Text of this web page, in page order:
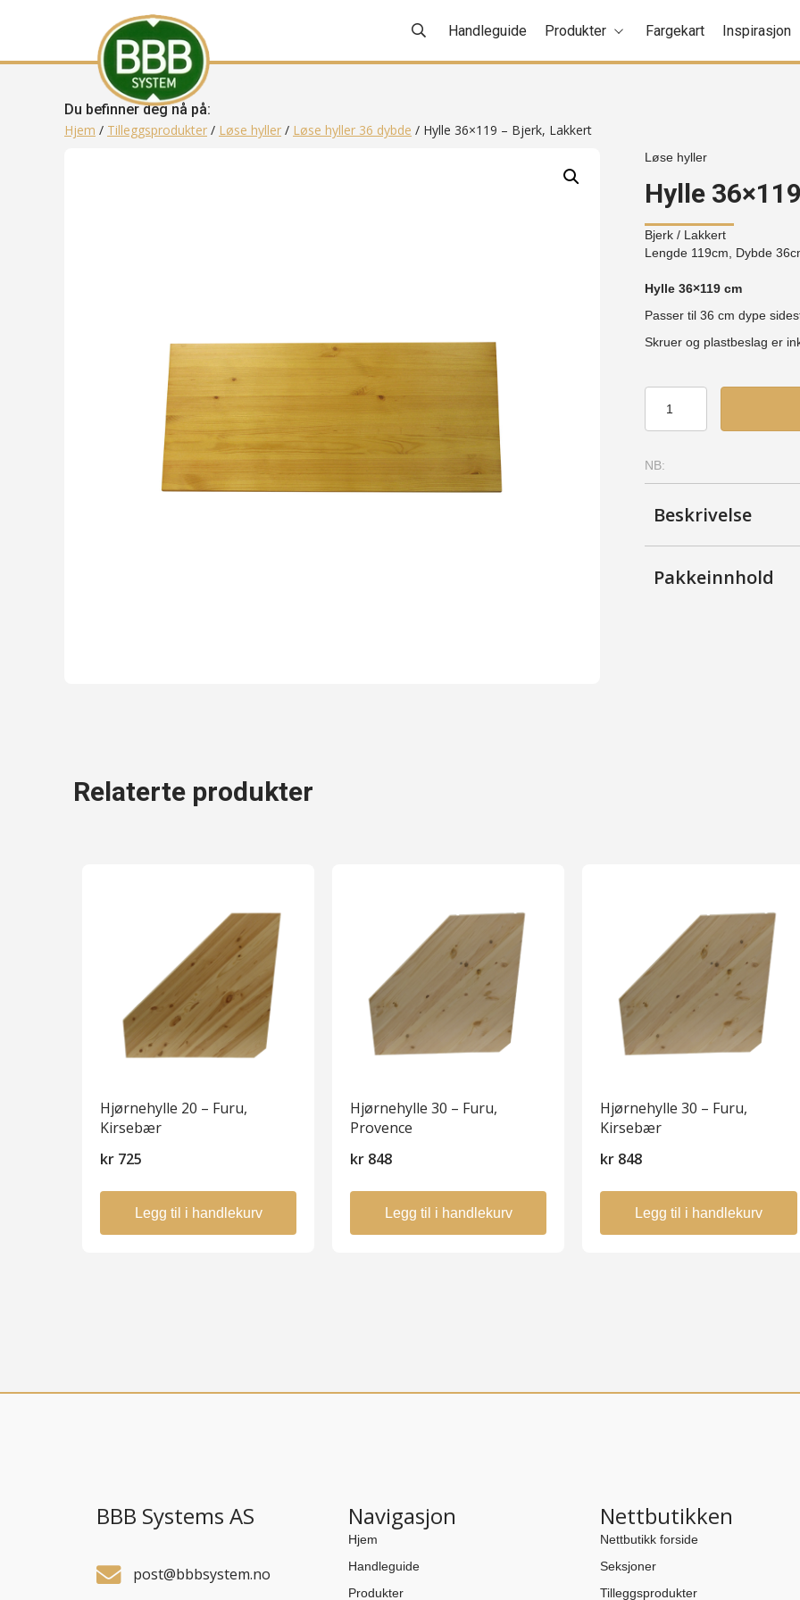
Handleguide Produkter Fargekart Inspirasjon
Du befinner deg nå på:
Hjem / Tilleggsprodukter / Løse hyller / Løse hyller 36 dybde / Hylle 36×119 – Bjerk, Lakkert
Løse hyller
Hylle
Bjerk / Lakkert
Lengde 119cm, Dybde
Hylle 36×119 cm
Passer til 36 cm dype
Skruer og plastbeslag er
36x119
-
Lakkert
antall
NB:
Beskrivelse
Pakkeinnhold
Relaterte produkter
Hjørnehylle 20 – Furu,
Kirsebær
kr 725
Legg til i handlekurv
Hjørnehylle 30 – Furu,
Provence
kr 848
Legg til i handlekurv
Hjørnehylle 30 – Furu,
Kirsebær
kr 848
Legg til i handlekurv
BBB Systems AS
post@bbbsystem.no
Navigasjon
Hjem
Handleguide
Produkter
Nettbutikken
Nettbutikk forside
Seksjoner
Tilleggsprodukter